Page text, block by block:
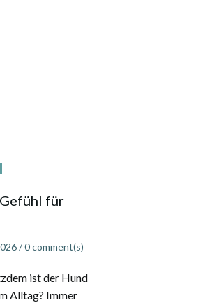
für
/0comment(s)
ist der Hund
Alltag? Immer